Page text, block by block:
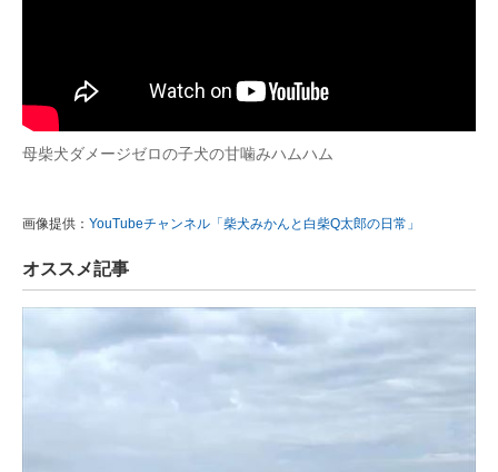
母柴犬ダメージゼロの子犬の甘噛みハムハム
画像提供： YouTubeチャンネル「柴犬みかんと白柴Q太郎の日常」
オススメ記事